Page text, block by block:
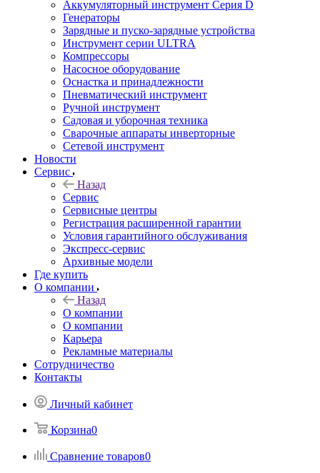
Аккумуляторный инструмент Серия D
Генераторы
Зарядные и пуско-зарядные устройства
Инструмент серии ULTRA
Компрессоры
Насосное оборудование
Оснастка и принадлежности
Пневматический инструмент
Ручной инструмент
Садовая и уборочная техника
Сварочные аппараты инверторные
Сетевой инструмент
Новости
Сервис
Назад
Сервис
Сервисные центры
Регистрация расширенной гарантии
Условия гарантийного обслуживания
Экспресс-сервис
Архивные модели
Где купить
О компании
Назад
О компании
О компании
Карьера
Рекламные материалы
Сотрудничество
Контакты
Личный кабинет
Корзина0
Сравнение товаров0